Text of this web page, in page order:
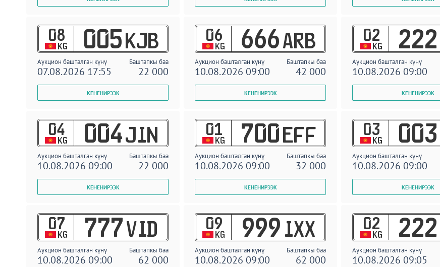
08
KG 005 KJB
Аукцион башталган күнү Баштапкы баа
07.08.2026 17:55 22 000
06
KG 666 ARB
Аукцион башталган күнү Баштапкы баа
10.08.2026 09:00 42 000
02
KG 222
Аукцион башталган күнү
10.08.2026 09:00
04
KG 004 JIN
Аукцион башталган күнү Баштапкы баа
10.08.2026 09:00 22 000
01
KG 700 EFF
Аукцион башталган күнү Баштапкы баа
10.08.2026 09:00 32 000
03
KG 003
Аукцион башталган күнү
10.08.2026 09:00
07
KG 777 VID
Аукцион башталган күнү Баштапкы баа
10.08.2026 09:00 62 000
09
KG 999 IXX
Аукцион башталган күнү Баштапкы баа
10.08.2026 09:00 62 000
02
KG 222
Аукцион башталган күнү
10.08.2026 09:05